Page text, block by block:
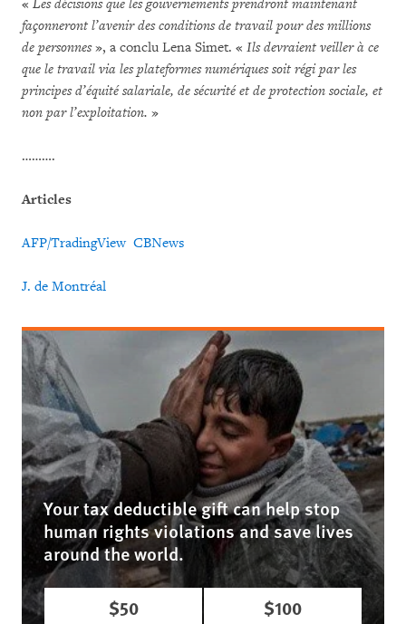
« Les décisions que les gouvernements prendront maintenant
façonneront l’avenir des conditions de travail pour des millions
de personnes», a conclu Lena Simet. « Ils devraient veiller à ce
que le travail via les plateformes numériques soit régi par les
principes d’équité salariale, de sécurité et de protection sociale, et
non par l’exploitation. »
……….
Articles
AFP/TradingView CBNews
J. de Montréal
Your tax deductible gift can help stop
human rights violations and save lives
around the world.
$50
$100